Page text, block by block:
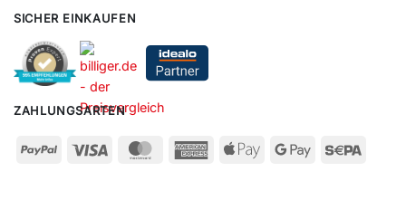
SICHER EINKAUFEN
ZAHLUNGSARTEN